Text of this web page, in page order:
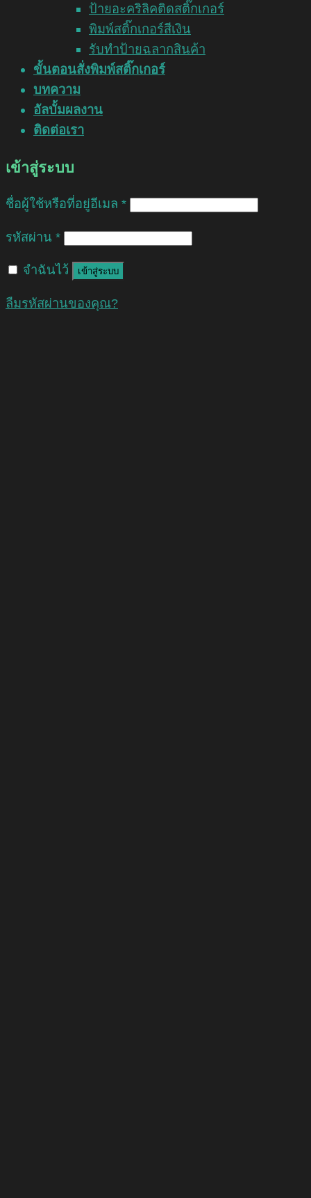
ป้ายอะคริลิคติดสติ๊กเกอร์
พิมพ์สติ๊กเกอร์สีเงิน
รับทำป้ายฉลากสินค้า
ขั้นตอนสั่งพิมพ์สติ๊กเกอร์
บทความ
อัลบั้มผลงาน
ติดต่อเรา
เข้าสู่ระบบ
ชื่อผู้ใช้หรือที่อยู่อีเมล *
รหัสผ่าน *
จำฉันไว้ เข้าสู่ระบบ
ลืมรหัสผ่านของคุณ?